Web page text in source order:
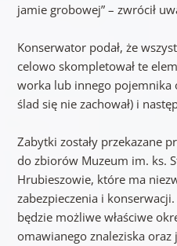
jamie grobowej” – zwrócił
Konserwator podał, że
celowo skompletował te
worka lub innego pojemnika
ślad się nie zachował) i
Zabytki zostały przekazane
do zbiorów Muzeum im. ks.
Hrubieszowie, które ma
zabezpieczenia i
będzie możliwe właściwe
omawianego znaleziska oraz